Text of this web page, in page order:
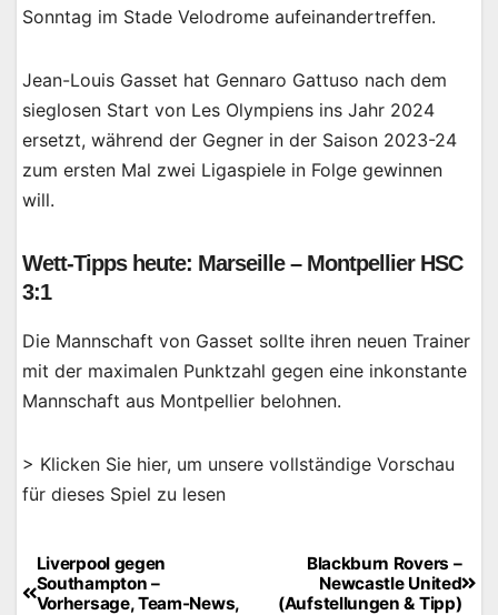
Sonntag im Stade Velodrome aufeinandertreffen.
Jean-Louis Gasset hat Gennaro Gattuso nach dem
sieglosen Start von Les Olympiens ins Jahr 2024
ersetzt, während der Gegner in der Saison 2023-24
zum ersten Mal zwei Ligaspiele in Folge gewinnen
will.
Wett-Tipps heute: Marseille – Montpellier HSC
3:1
Die Mannschaft von Gasset sollte ihren neuen Trainer
mit der maximalen Punktzahl gegen eine inkonstante
Mannschaft aus Montpellier belohnen.
> Klicken Sie hier, um unsere vollständige Vorschau
für dieses Spiel zu lesen
Beitragsnavigation
Blackburn Rovers –
Newcastle United
(Aufstellungen & Tipp)
Liverpool gegen
Southampton –
Vorhersage, Team-News,